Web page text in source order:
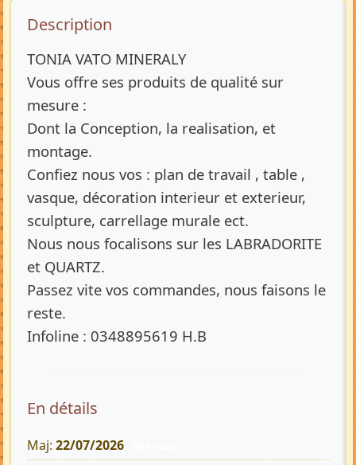
Description de l’annonce
Description
TONIA VATO MINERALY
Vous offre ses produits de qualité sur
mesure :
Dont la Conception, la realisation, et
montage.
Confiez nous vos : plan de travail , table ,
vasque, décoration interieur et exterieur,
sculpture, carrellage murale ect.
Nous nous focalisons sur les LABRADORITE
et QUARTZ.
Passez vite vos commandes, nous faisons le
reste.
Infoline : 0348895619 H.B
En détails
Maj: 22/07/2026